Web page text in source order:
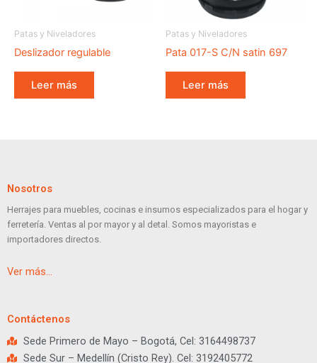
Patas y Niveladores
Deslizador regulable
Leer más
Patas y Niveladores
Pata 017-S C/N satin 697
Leer más
Nosotros
Herrajes para muebles, cocinas e insumos especializados para el hogar y
ferretería. Ventas al por mayor y al detal. Somos mayoristas e
importadores directos.
Ver más…
Contáctenos
Sede Primero de Mayo – Bogotá, Cel: 3164498737
Sede Sur – Medellín (Cristo Rey). Cel: 3192405772